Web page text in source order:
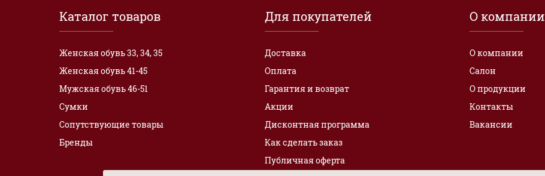
Каталог товаров
Женская обувь 33, 34, 35
Женская обувь 41-45
Мужская обувь 46-51
Сумки
Сопутствующие товары
Бренды
Для покупателей
Доставка
Оплата
Гарантия и возврат
Акции
Дисконтная программа
Как сделать заказ
Публичная оферта
О компании
О компании
Салон
О продукции
Контакты
Вакансии